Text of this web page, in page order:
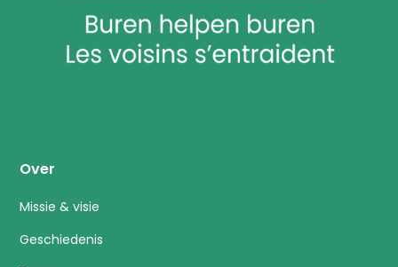
Over
Missie & visie
Geschiedenis